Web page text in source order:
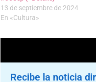
13 de septiembre de 2024
En «Cultura»
Recibe la noticia